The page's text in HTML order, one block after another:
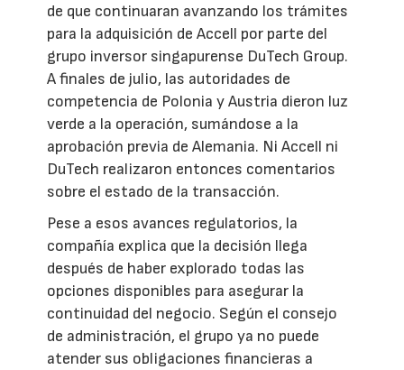
de que continuaran avanzando los trámites
para la adquisición de Accell por parte del
grupo inversor singapurense DuTech Group.
A finales de julio, las autoridades de
competencia de Polonia y Austria dieron luz
verde a la operación, sumándose a la
aprobación previa de Alemania. Ni Accell ni
DuTech realizaron entonces comentarios
sobre el estado de la transacción.
Pese a esos avances regulatorios, la
compañía explica que la decisión llega
después de haber explorado todas las
opciones disponibles para asegurar la
continuidad del negocio. Según el consejo
de administración, el grupo ya no puede
atender sus obligaciones financieras a